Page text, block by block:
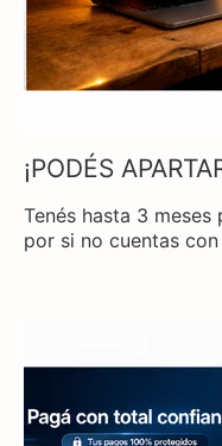
¡PODÉS
Tenés hasta 3
por si no cuentas